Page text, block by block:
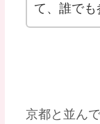
て、誰でも
京都と並ん